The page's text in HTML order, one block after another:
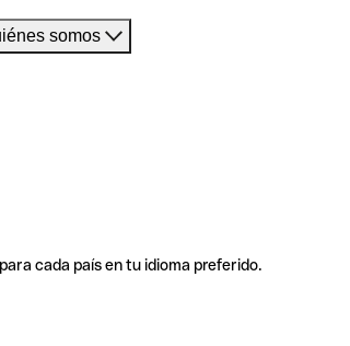
somos
cada país en tu idioma preferido.